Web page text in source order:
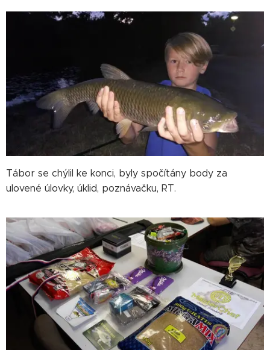
Tábor se chýlil ke konci, byly spočítány body za
ulovené úlovky, úklid, poznávačku, RT.